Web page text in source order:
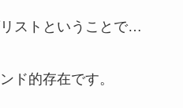
ストということで…
ド的存在です。